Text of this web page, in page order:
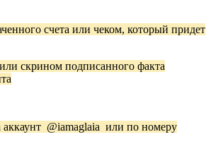
счета или чеком, который придет
скрином подписанного факта
@iamaglaia или по номеру